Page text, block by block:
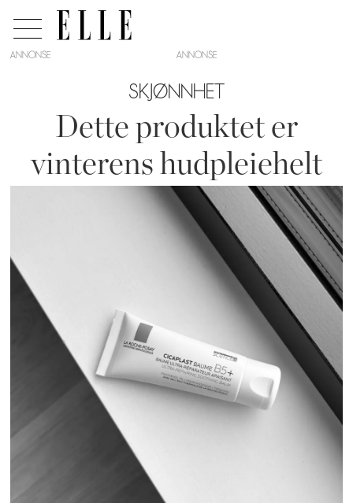
ANNONSE
SKJØNNHET
Dette produktet er
vinterens hudpleiehelt